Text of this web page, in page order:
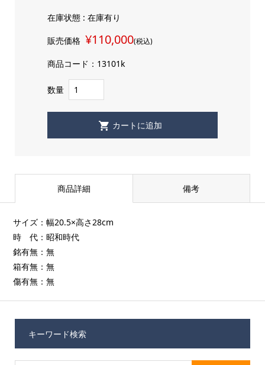
在庫状態 : 在庫有り
販売価格 ¥110,000(税込)
商品コード：13101k
数量
商品詳細 備考
サイズ：幅20.5×高さ28cm
時 代：昭和時代
銘有無：無
箱有無：無
傷有無：無
キーワード検索